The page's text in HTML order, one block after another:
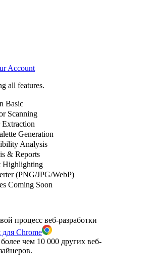
Account
all features.
Basic
Scanning
Extraction
Generation
Analysis
& Reports
Highlighting
(PNG/JPG/WebP)
Coming Soon
процесс веб-разработки
Chrome
чем 10 000 других веб-